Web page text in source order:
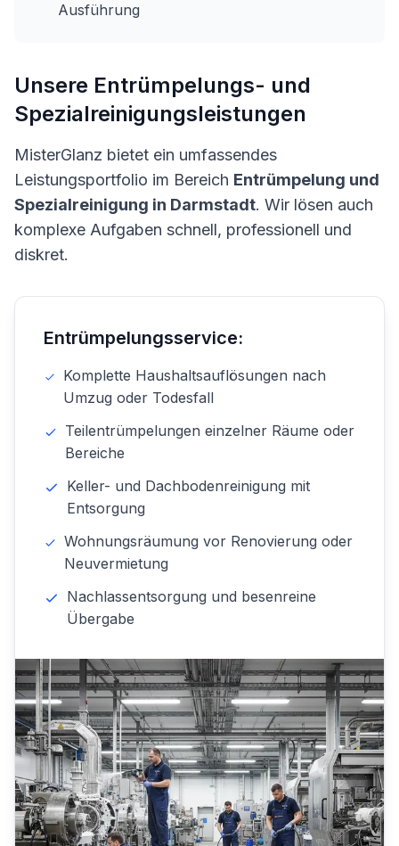
Ausführung
Unsere Entrümpelungs- und
Spezialreinigungsleistungen
MisterGlanz bietet ein umfassendes
Leistungsportfolio im Bereich Entrümpelung und
Spezialreinigung in Darmstadt. Wir lösen auch
komplexe Aufgaben schnell, professionell und
diskret.
Entrümpelungsservice:
Komplette Haushaltsauflösungen nach
Umzug oder Todesfall
Teilentrümpelungen einzelner Räume oder
Bereiche
Keller- und Dachbodenreinigung mit
Entsorgung
Wohnungsräumung vor Renovierung oder
Neuvermietung
Nachlassentsorgung und besenreine
Übergabe